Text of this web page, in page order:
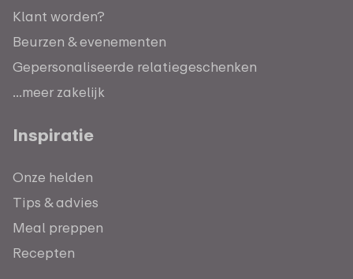
Klant worden?
Beurzen & evenementen
Gepersonaliseerde relatiegeschenken
...meer zakelijk
Inspiratie
Onze helden
Tips & advies
Meal preppen
Recepten